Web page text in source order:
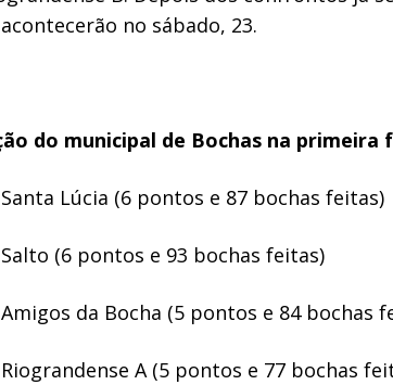
no sábado, 23.
do municipal de Bochas na primeira
Santa Lúcia (6 pontos e 87 bochas feitas)
Salto (6 pontos e 93 bochas feitas)
Amigos da Bocha (5 pontos e 84 bochas
Riograndense A (5 pontos e 77 bochas